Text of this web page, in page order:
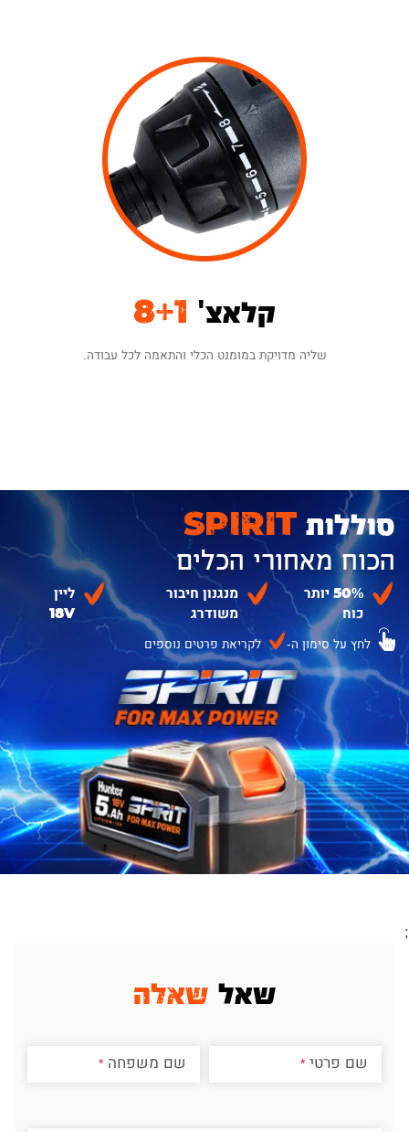
קלאצ' 8+1
שליה מדויקת במומנט הכלי והתאמה לכל עבודה.
סוללות SPIRIT
הכוח מאחורי הכלים
50% יותר
כוח
מנגנון חיבור
משודרג
ליין
18V
לחץ על סימון ה- לקריאת פרטים נוספים
;
שאל שאלה
שם פרטי שם משפחה